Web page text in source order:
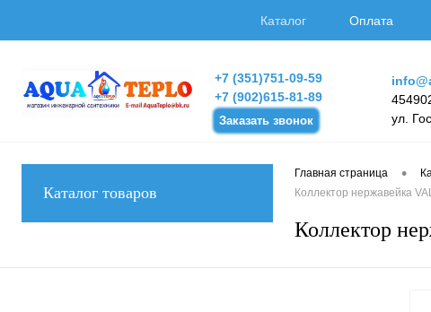
Каталог Оплата
+7 (351)751-09-59
+7 (902)615-81-89
Заказать звонок
ул.
Каталог товаров
Главная страница •
Коллектор нержавейка
Коллектор